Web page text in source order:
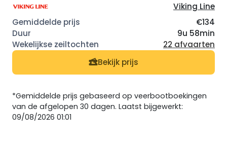
Viking Line
€134
9u 58min
22 afvaarten
Bekijk prijs
*Gemiddelde prijs gebaseerd op veerbootboekingen
van de afgelopen 30 dagen. Laatst bijgewerkt:
09/08/2026 01:01